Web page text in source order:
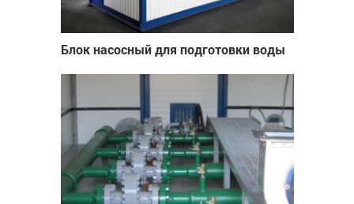
Блок насосный для подготовки воды